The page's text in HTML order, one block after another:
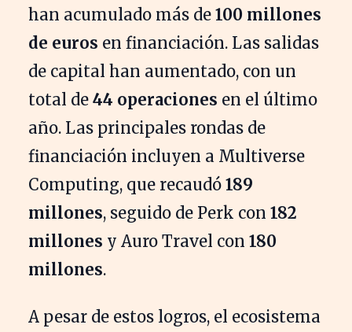
han acumulado más de 100 millones
de euros en financiación. Las salidas
de capital han aumentado, con un
total de 44 operaciones en el último
año. Las principales rondas de
financiación incluyen a Multiverse
Computing, que recaudó 189
millones, seguido de Perk con 182
millones y Auro Travel con 180
millones.
A pesar de estos logros, el ecosistema